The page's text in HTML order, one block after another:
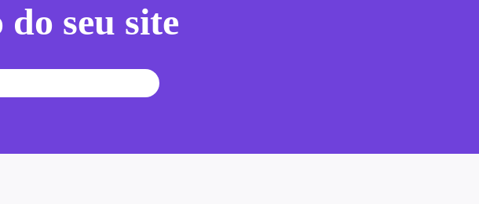
seu site